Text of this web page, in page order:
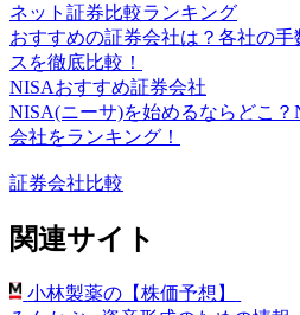
ネット証券比較ランキング
おすすめの証券会社は？各社の
スを徹底比較！
NISAおすすめ証券会社
NISA(ニーサ)を始めるならどこ
会社をランキング！
証券会社比較
関連サイト
小林製薬の【株価予想】